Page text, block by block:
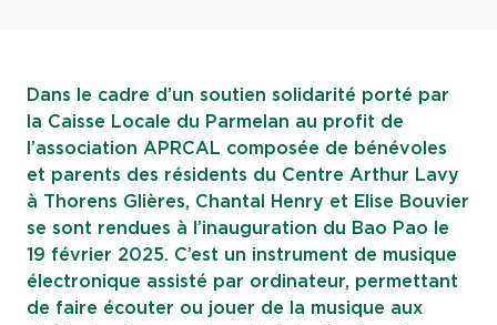
Dans le cadre d’un soutien solidarité porté par
la Caisse Locale du Parmelan au profit de
l’association APRCAL composée de bénévoles
et parents des résidents du Centre Arthur Lavy
à Thorens Glières, Chantal Henry et Elise Bouvier
se sont rendues à l’inauguration du Bao Pao le
19 février 2025. C’est un instrument de musique
électronique assisté par ordinateur, permettant
de faire écouter ou jouer de la musique aux